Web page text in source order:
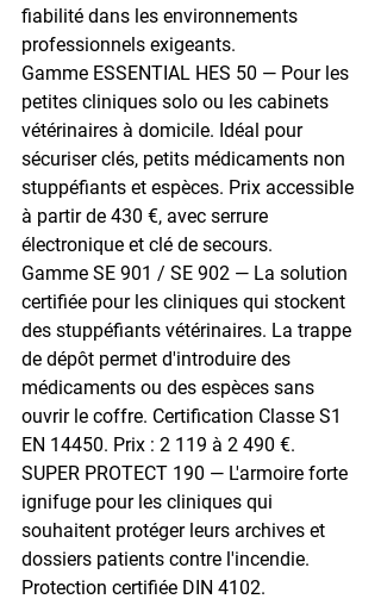
fiabilité dans les environnements
professionnels exigeants.
Gamme ESSENTIAL HES 50 — Pour les
petites cliniques solo ou les cabinets
vétérinaires à domicile. Idéal pour
sécuriser clés, petits médicaments non
stuppéfiants et espèces. Prix accessible
à partir de 430 €, avec serrure
électronique et clé de secours.
Gamme SE 901 / SE 902 — La solution
certifiée pour les cliniques qui stockent
des stuppéfiants vétérinaires. La trappe
de dépôt permet d'introduire des
médicaments ou des espèces sans
ouvrir le coffre. Certification Classe S1
EN 14450. Prix : 2 119 à 2 490 €.
SUPER PROTECT 190 — L'armoire forte
ignifuge pour les cliniques qui
souhaitent protéger leurs archives et
dossiers patients contre l'incendie.
Protection certifiée DIN 4102.